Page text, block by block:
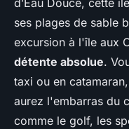
d’Eau Douce, cette
ses plages de sable
excursion à l'île aux
détente absolue.
taxi ou en
aurez l'embarras du
comme le golf, les